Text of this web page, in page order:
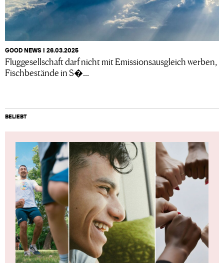
GOOD NEWS I 26.03.2025
Fluggesellschaft darf nicht mit Emissionsausgleich werben,
Fischbestände in S�...
BELIEBT